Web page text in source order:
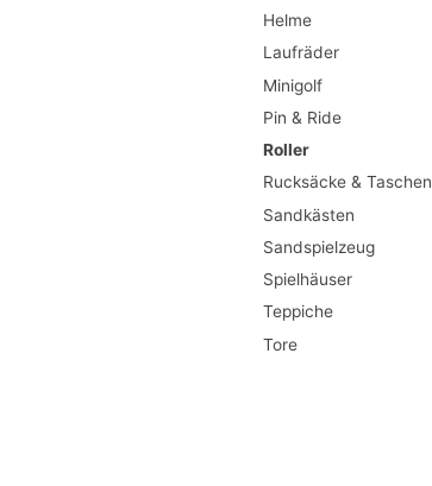
Helme
Laufräder
Minigolf
Pin & Ride
Roller
Rucksäcke & Taschen
Sandkästen
Sandspielzeug
Spielhäuser
Teppiche
Tore